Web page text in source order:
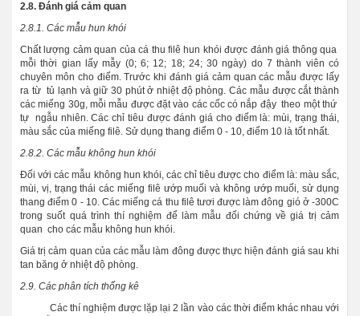
2.8. Đánh giá cảm quan
2.8.1. Các mẫu hun khói
Chất lượng cảm quan của cá thu filê hun khói được đánh giá thông qua
mỗi thời gian lấy mẫy (0; 6; 12; 18; 24; 30 ngày) do 7 thành viên có
chuyên môn cho điểm. Trước khi đánh giá cảm quan các mẫu được lấy
ra từ tủ lạnh và giữ 30 phút ở nhiệt độ phòng. Các mẫu được cắt thành
các miếng 30g, mỗi mẫu được đặt vào các cốc có nắp đậy theo một thứ
tự ngẫu nhiên. Các chỉ tiêu được đánh giá cho điểm là: mùi, trạng thái,
màu sắc của miếng filê. Sử dụng thang điểm 0 - 10, điểm 10 là tốt nhất.
2.8.2. Các mẫu không hun khói
Đối với các mẫu không hun khói, các chỉ tiêu được cho điểm là: màu sắc,
mùi, vị, trạng thái các miếng filê ướp muối và không ướp muối, sử dụng
thang điểm 0 - 10. Các miếng cá thu filê tươi được làm đông gió ở -300C
trong suốt quá trình thí nghiệm để làm mẫu đối chứng về giá trị cảm
quan cho các mẫu không hun khói.
Giá trị cảm quan của các mẫu làm đông được thực hiện đánh giá sau khi
tan băng ở nhiệt độ phòng.
2.9. Các phân tích thống kê
Các thí nghiệm được lặp lại 2 lần vào các thời điểm khác nhau với